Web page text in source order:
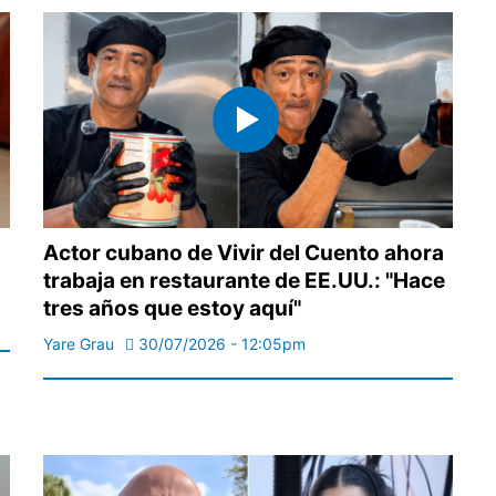
Actor cubano de Vivir del Cuento ahora
trabaja en restaurante de EE.UU.: "Hace
tres años que estoy aquí"
Yare Grau 30/07/2026 - 12:05pm